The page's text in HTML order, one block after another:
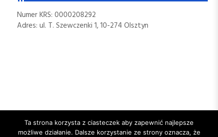
s
u
Numer KRS: 0000208292
Adres: ul. T. Szewczenki 1, 10-274 Olsztyn
Ta strona korzysta z ciasteczek aby zapewnić najlepsze
możliwe działanie. Dalsze korzystanie ze strony oznacza, że